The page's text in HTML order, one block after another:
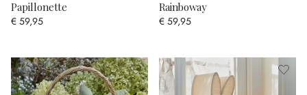
Papillonette
€ 59,95
Rainboway
€ 59,95